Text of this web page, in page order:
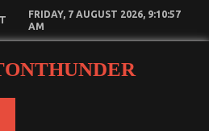
FRIDAY, 7 AUGUST 2026, 9:10:58
AM